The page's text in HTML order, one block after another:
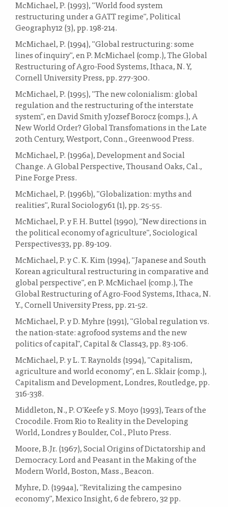
McMichael, P. (1993), "World food system
restructuring under a GATT regime", Political
Geography12 (3), pp. 198-214.
McMichael, P. (1994), "Global restructuring: some
lines of inquiry", en P. McMichael (comp.), The Global
Restructuring of Agro-Food Systems, Ithaca, N. Y,
Cornell University Press, pp. 277-300.
McMichael, P. (1995), "The new colonialism: global
regulation and the restructuring of the interstate
system", en David Smith yJozsef Borocz (comps.), A
New World Order? Global Transfomations in the Late
20th Century, Westport, Conn., Greenwood Press.
McMichael, P. (1996a), Development and Social
Change. A Global Perspective, Thousand Oaks, Cal.,
Pine Forge Press.
McMichael, P. (1996b), "Globalization: myths and
realities", Rural Sociology61 (1), pp. 25-55.
McMichael, P. y F. H. Buttel (1990), "New directions in
the political economy of agriculture", Sociological
Perspectives33, pp. 89-109.
McMichael, P. y C. K. Kim (1994), "Japanese and South
Korean agricultural restructuring in comparative and
global perspective", en P. McMichael (comp.), The
Global Restructuring of Agro-Food Systems, Ithaca, N.
Y., Cornell University Press, pp. 21-52.
McMichael, P. y D. Myhre (1991), "Global regulation vs.
the nation-state: agrofood systems and the new
politics of capital", Capital & Class43, pp. 83-106.
McMichael, P. y L. T. Raynolds (1994), "Capitalism,
agriculture and world economy", en L. Sklair (comp.),
Capitalism and Development, Londres, Routledge, pp.
316-338.
Middleton, N., P. O'Keefe y S. Moyo (1993), Tears of the
Crocodile. From Rio to Reality in the Developing
World, Londres y Boulder, Col., Pluto Press.
Moore, B.Jr. (1967), Social Origins of Dictatorship and
Democracy. Lord and Peasant in the Making of the
Modern World, Boston, Mass., Beacon.
Myhre, D. (1994a), "Revitalizing the campesino
economy", Mexico Insight, 6 de febrero, 32 pp.